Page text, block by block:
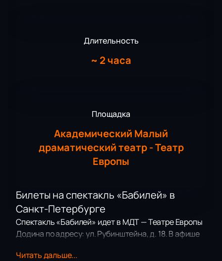
Длительность
~ 2 часа
Площадка
Академический Малый
драматический театр - Театр
Европы
Билеты на спектакль «Бабилей» в
Санкт-Петербурге
Спектакль «Бабилей» идет в МДТ — Театре Европы
Додина по адресу: ул. Рубинштейна, д. 18. В афише
участию известных артистов и профессиональной
Читать дальше...